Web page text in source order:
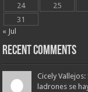
24
25
31
« Jul
Recent Comments
Cicely
ladrones se